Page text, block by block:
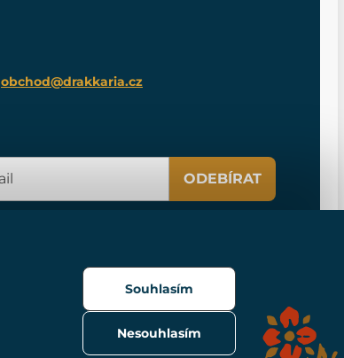
obchod@drakkaria.cz
ODEBÍRAT
Nesouhlasím
Souhlasím